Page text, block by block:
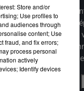
Cet
refus du
exprimé. Si
de nous
Store and/or
Use profiles to
audiences through
content; Use
fraud, and fix errors;
process personal
actively
Identify devices